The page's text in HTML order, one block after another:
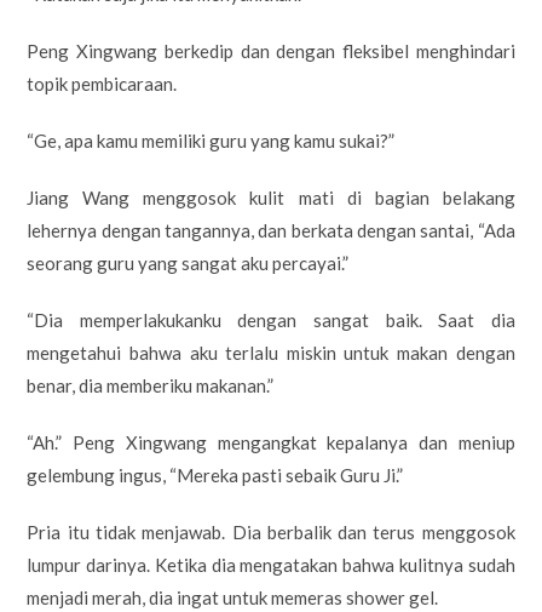
Peng Xingwang berkedip dan dengan fleksibel menghindari
topik pembicaraan.
“Ge, apa kamu memiliki guru yang kamu sukai?”
Jiang Wang menggosok kulit mati di bagian belakang
lehernya dengan tangannya, dan berkata dengan santai, “Ada
seorang guru yang sangat aku percayai.”
“Dia memperlakukanku dengan sangat baik. Saat dia
mengetahui bahwa aku terlalu miskin untuk makan dengan
benar, dia memberiku makanan.”
“Ah.” Peng Xingwang mengangkat kepalanya dan meniup
gelembung ingus, “Mereka pasti sebaik Guru Ji.”
Pria itu tidak menjawab. Dia berbalik dan terus menggosok
lumpur darinya. Ketika dia mengatakan bahwa kulitnya sudah
menjadi merah, dia ingat untuk memeras shower gel.